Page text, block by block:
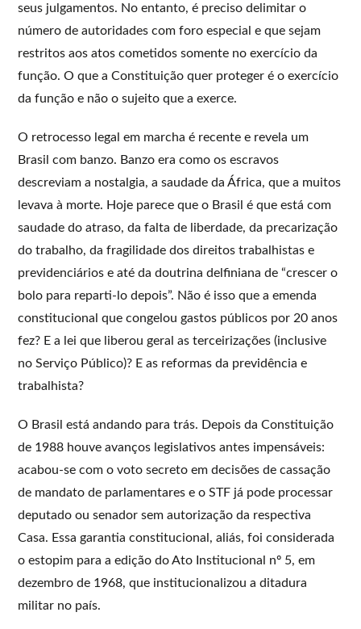
seus julgamentos. No entanto, é preciso delimitar o
número de autoridades com foro especial e que sejam
restritos aos atos cometidos somente no exercício da
função. O que a Constituição quer proteger é o exercício
da função e não o sujeito que a exerce.
O retrocesso legal em marcha é recente e revela um
Brasil com banzo. Banzo era como os escravos
descreviam a nostalgia, a saudade da África, que a muitos
levava à morte. Hoje parece que o Brasil é que está com
saudade do atraso, da falta de liberdade, da precarização
do trabalho, da fragilidade dos direitos trabalhistas e
previdenciários e até da doutrina delfiniana de “crescer o
bolo para reparti-lo depois”. Não é isso que a emenda
constitucional que congelou gastos públicos por 20 anos
fez? E a lei que liberou geral as terceirizações (inclusive
no Serviço Público)? E as reformas da previdência e
trabalhista?
O Brasil está andando para trás. Depois da Constituição
de 1988 houve avanços legislativos antes impensáveis:
acabou-se com o voto secreto em decisões de cassação
de mandato de parlamentares e o STF já pode processar
deputado ou senador sem autorização da respectiva
Casa. Essa garantia constitucional, aliás, foi considerada
o estopim para a edição do Ato Institucional nº 5, em
dezembro de 1968, que institucionalizou a ditadura
militar no país.